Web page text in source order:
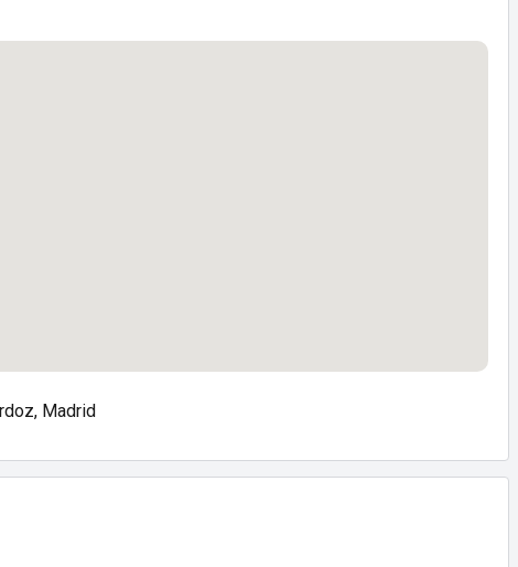
Madrid